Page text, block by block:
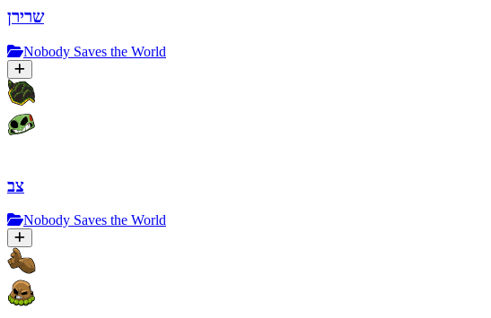
שרירן
Nobody Saves the World
צב
Nobody Saves the World